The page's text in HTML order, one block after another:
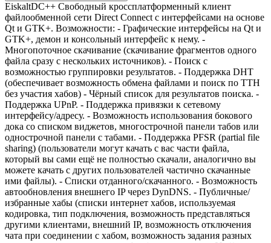
EiskaltDC++ Свободный кроссплатформенный клиент
файлообменной сети Direct Connect с интерфейсами на основе
Qt и GTK+. Возможности: - Графические интерфейсы на Qt и
GTK+, демон и консольный интерфейс к нему. -
Многопоточное скачивание (скачивание фрагментов одного
файла сразу с нескольких источников). - Поиск с
возможностью группировки результатов. - Поддержка DHT
(обеспечивает возможность обмена файлами и поиск по TTH
без участия хабов) - Чёрный список для результатов поиска. -
Поддержка UPnP. - Поддержка привязки к сетевому
интерфейсу/адресу. - Возможность использования бокового
дока со списком виджетов, многострочной панели табов или
однострочной панели с табами. - Поддержка PFSR (partial file
sharing) (пользователи могут качать с вас части файла,
который вы сами ещё не полностью скачали, аналогично вы
можете качать с других пользователей частично скачанные
ими файлы). - Списки отданного/скачанного. - Возможность
автообновления внешнего IP через DynDNS. - Публичные/
избранные хабы (списки интернет хабов, используемая
кодировка, тип подключения, возможность представляться
другими клиентами, внешний IP, возможность отключения
чата при соединении с хабом, возможность задания разных